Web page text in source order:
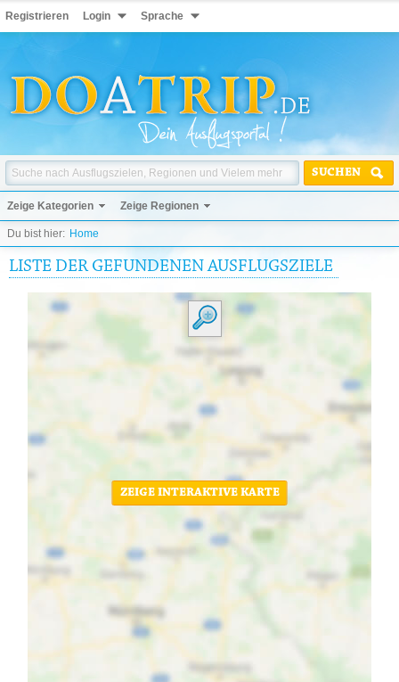
Registrieren Login Sprache
SUCHEN
Zeige Kategorien Zeige Regionen
Du bist hier: Home
LISTE DER GEFUNDENEN AUSFLUGSZIELE
ZEIGE INTERAKTIVE KARTE